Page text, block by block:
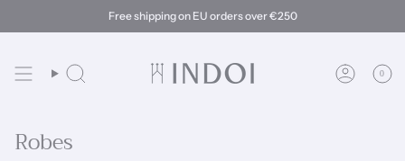
Free shipping on EU orders over €250
Recherche Compte
0
Robes